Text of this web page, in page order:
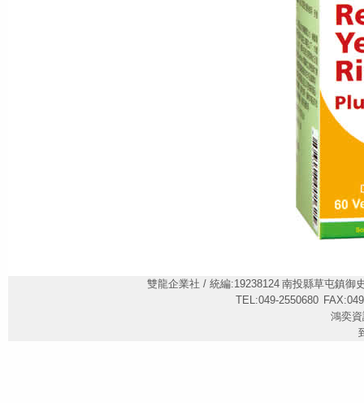
雙龍企業社 / 統編:19238124 南投縣草屯鎮御
TEL:049-2550680
鴻奕